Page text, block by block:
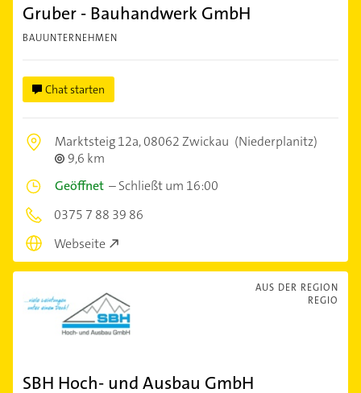
Gruber - Bauhandwerk GmbH
BAUUNTERNEHMEN
Chat starten
Marktsteig 12a,08062 Zwickau (Niederplanitz)
9,6 km
Geöffnet –Schließt um 16:00
0375 7 88 39 86
Webseite
AUS DER REGION
REGIO
SBH Hoch- und Ausbau GmbH